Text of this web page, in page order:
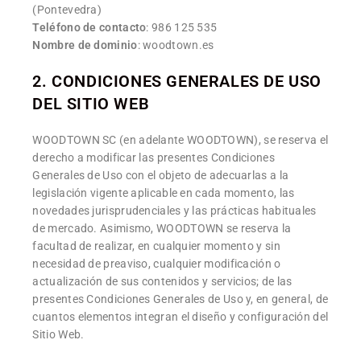
(Pontevedra)
Teléfono de contacto: 986 125 535
Nombre de dominio: woodtown.es
2. CONDICIONES GENERALES DE USO
DEL SITIO WEB
WOODTOWN SC (en adelante WOODTOWN), se reserva el
derecho a modificar las presentes Condiciones
Generales de Uso con el objeto de adecuarlas a la
legislación vigente aplicable en cada momento, las
novedades jurisprudenciales y las prácticas habituales
de mercado. Asimismo, WOODTOWN se reserva la
facultad de realizar, en cualquier momento y sin
necesidad de preaviso, cualquier modificación o
actualización de sus contenidos y servicios; de las
presentes Condiciones Generales de Uso y, en general, de
cuantos elementos integran el diseño y configuración del
Sitio Web.